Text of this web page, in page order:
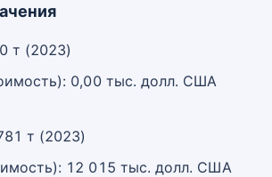
т (2023)
0,00 тыс. долл. США
т (2023)
12 015 тыс. долл. США